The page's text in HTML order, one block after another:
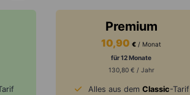
Premium
10,90€ / Monat
für 12 Monate
130,80 € / Jahr
Alles aus dem Classic-Tarif